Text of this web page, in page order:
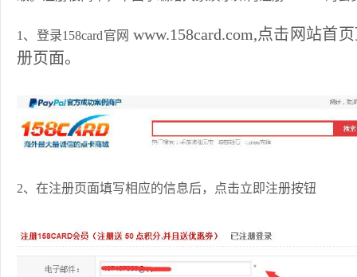
1、登录158card官网 www.158card.com,点击网站首
册页面。
2、在注册页面填写相应的信息后，点击立即注册按钮